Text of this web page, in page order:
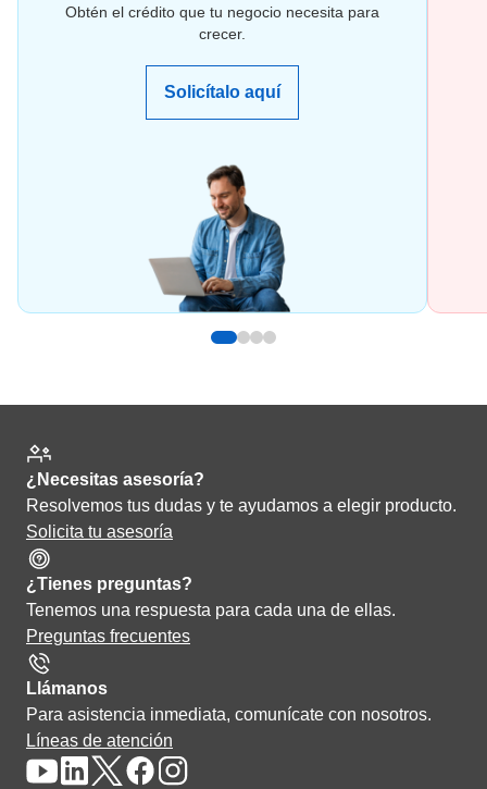
Obtén el crédito que tu negocio necesita para
crecer.
Solicítalo aquí
¿Necesitas asesoría?
Resolvemos tus dudas y te ayudamos a elegir producto.
Solicita tu asesoría
¿Tienes preguntas?
Tenemos una respuesta para cada una de ellas.
Preguntas frecuentes
Llámanos
Para asistencia inmediata, comunícate con nosotros.
Líneas de atención